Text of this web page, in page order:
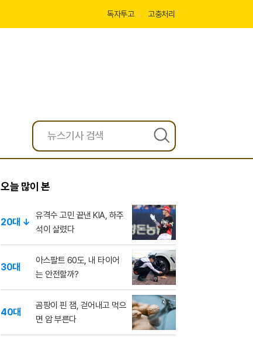
검
색
독자투고 고충처리
오늘 많이 본
20대 ↓
유격수 고민 끝낸 KIA, 하주
석이 살렸다
30대
아스팔트 60도, 내 타이어
는 안전할까?
40대
곰팡이 핀 잼, 걷어내고 먹으
면 암 부른다